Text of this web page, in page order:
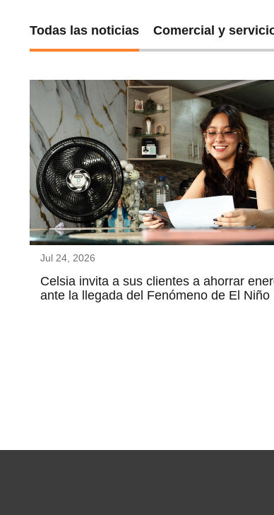
Todas las noticias Comercial y
Jul 24, 2026
Celsia invita a sus clientes a ahorrar
ante la llegada del Fenómeno de El Niño